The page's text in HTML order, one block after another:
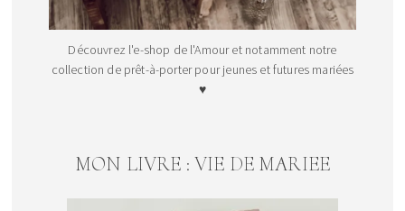
Découvrez l'e-shop de l'Amour et notamment notre
collection de prêt-à-porter pour jeunes et futures mariées
♥
MON LIVRE : VIE DE MARIEE